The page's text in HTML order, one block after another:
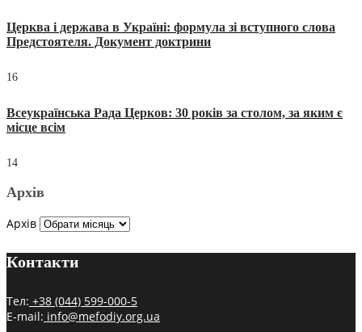
Церква і держава в Україні: формула зі вступного слова
Предстоятеля. Документ доктрини
16
Всеукраїнська Рада Церков: 30 років за столом, за яким є
місце всім
14
Архів
Архів
Контакти
Тел: +38 (044) 599-000-5
E-mail: info@mefodiy.org.ua